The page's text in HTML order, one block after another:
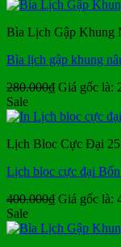
Bìa Lịch Gập Khung
Bìa lịch gập khung
280.000₫ Giá gốc là:
Sale
Lịch Bloc Cực Đại
Lịch bloc cực đại
400.000₫ Giá gốc là:
Sale